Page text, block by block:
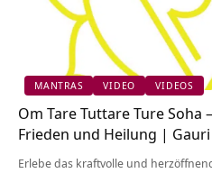
MANTRAS VIDEO VIDEOS
Om Tare Tuttare Ture
Frieden und Heilung |
Erlebe das kraftvolle und